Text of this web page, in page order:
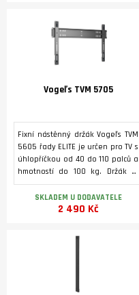
televizorem je ve sklopené
poloze pouze 4 cm.
Vogeľs TVM 5705
Fixní nástěnný držák Vogeľs TVM
5605 řady ELITE je určen pro TV s
úhlopříčkou od 40 do 110 palců a
hmotností do 100 kg. Držák je
velmi plochý, takže vzdálenost
mezi stěnou a televizorem je
pouze 1.3 cm.
SKLADEM U DODAVATELE
2 490 Kč